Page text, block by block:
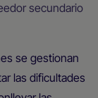
secundario
se gestionan
las dificultades